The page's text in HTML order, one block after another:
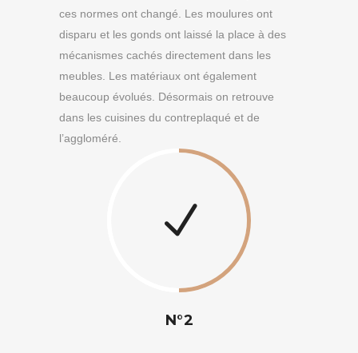
ces normes ont changé. Les moulures ont
disparu et les gonds ont laissé la place à des
mécanismes cachés directement dans les
meubles. Les matériaux ont également
beaucoup évolués. Désormais on retrouve
dans les cuisines du contreplaqué et de
l’aggloméré.
N°2